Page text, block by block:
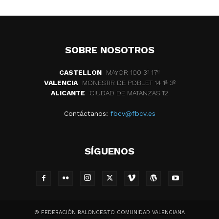
SOBRE NOSOTROS
CASTELLON
MAYOR 100 3º 17ª
VALENCIA
MONESTIR DE POBLET 14 1ª 3º
ALICANTE
CIUDAD DE MATANZAS 12
Contáctanos: fbcv@fbcv.es
SÍGUENOS
© FEDERACIÓN BALONCESTO COMUNIDAD VALENCIANA